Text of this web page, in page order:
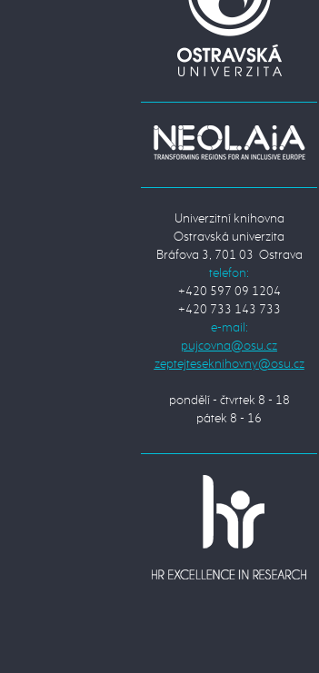
Univerzitní knihovna
Ostravská univerzita
Bráfova 3, 701 03 Ostrava
telefon:
+420 597 09 1204
+420 733 143 733
e-mail:
pondělí - čtvrtek 8 - 18
pátek 8 - 16